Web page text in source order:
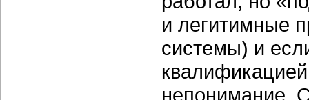
и легитимные
системы) и
непонимание.